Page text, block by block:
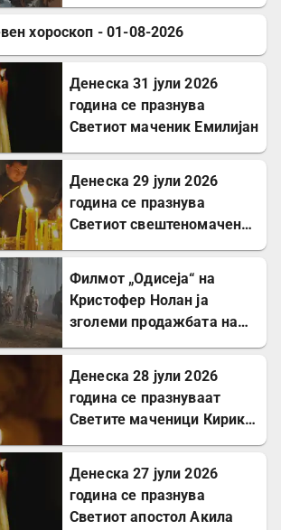
хороскоп - 01-08-2026
Денеска 31 јули 2026
година се празнува
Светиот маченик Емилијан
Денеска 29 јули 2026
година се празнува
Светиот свештеномаченик
Филмот „Одисеја“ на
Кристофер Нолан ја
зголеми продажбата на
Денеска 28 јули 2026
година се празнуваат
Светите маченици Кирик и
Денеска 27 јули 2026
година се празнува
Светиот апостол Акила